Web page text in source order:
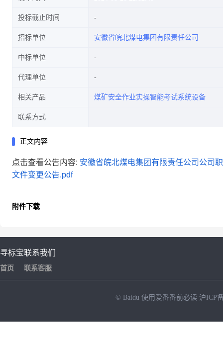
投标截止时间
招标单位 安徽省皖北煤电集团有限责任公司
中标单位
代理单位
相关产品 煤矿安全作业实操智能考试系统设备
联系方式
正文内容
点击查看公告内容: 安徽省皖北煤电集团有限责任公司公司
文件变更公告.pdf
附件下载
寻标宝
首页
联系我们
联系客服
© Baidu 使用爱番番前必读 沪ICP